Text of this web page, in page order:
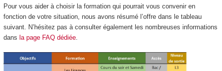
Pour vous aider à choisir la formation qui pourrait vous convenir en
fonction de votre situation, nous avons résumé l’offre dans le tableau
suivant. N’hésitez pas à consulter également les nombreuses informations
dans la page FAQ dédiée.